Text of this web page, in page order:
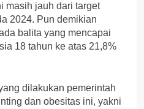
masih jauh dari target
2024. Pun demikian
balita yang mencapai
18 tahun ke atas 21,8%
dilakukan pemerintah
dan obesitas ini, yakni